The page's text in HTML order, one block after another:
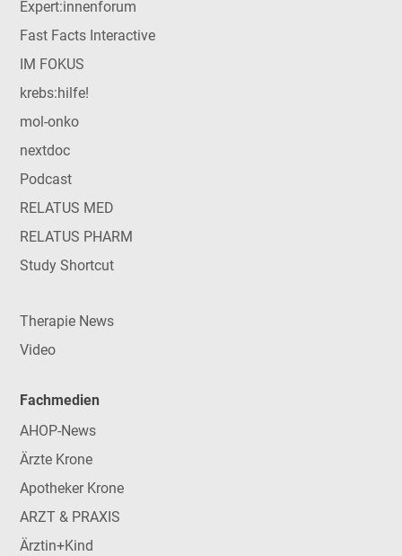
Expert:innenforum
Fast Facts Interactive
IM FOKUS
krebs:hilfe!
mol-onko
nextdoc
Podcast
RELATUS MED
RELATUS PHARM
Study Shortcut
Therapie News
Video
Fachmedien
AHOP-News
Ärzte Krone
Apotheker Krone
ARZT & PRAXIS
Ärztin+Kind